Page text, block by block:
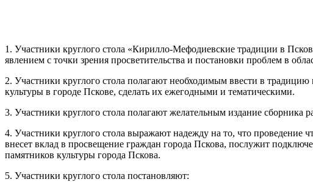
1. Участники круглого стола «Кирилло-Мефодиевские традиции в
явлением с точки зрения просветительства и постановки проблем в
2. Участники круглого стола полагают необходимым ввести в
культуры в городе Пскове, сделать их ежегодными и тематическими.
3. Участники круглого стола полагают желательным издание сборника
4. Участники круглого стола выражают надежду на то, что
внесет вклад в просвещение граждан города Пскова, послужит
памятников культуры города Пскова.
5. Участники круглого стола постановляют: